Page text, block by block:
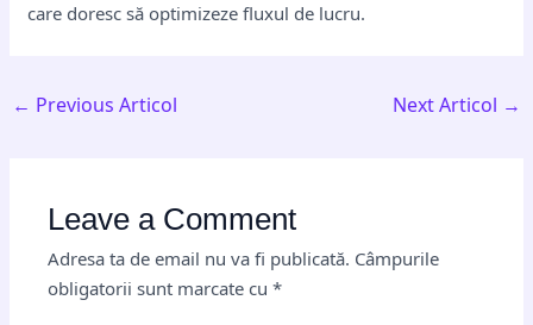
care doresc să optimizeze fluxul de lucru.
← Previous Articol Next Articol →
Leave a Comment
Adresa ta de email nu va fi publicată. Câmpurile
obligatorii sunt marcate cu*